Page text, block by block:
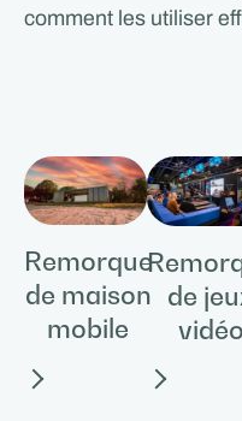
comment les utiliser
Remorque
de maison
mobile
de
vidéo